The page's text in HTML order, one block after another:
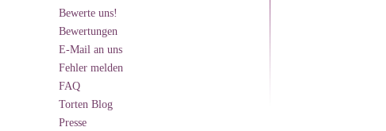
Bewerte uns!
Bewertungen
E-Mail an uns
Fehler melden
FAQ
Torten Blog
Presse